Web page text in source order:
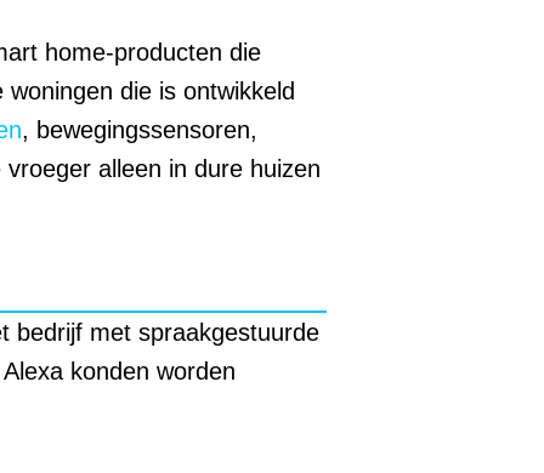
home-producten die
die is ontwikkeld
, bewegingssensoren,
alleen in dure huizen
bedrijf met spraakgestuurde
konden worden